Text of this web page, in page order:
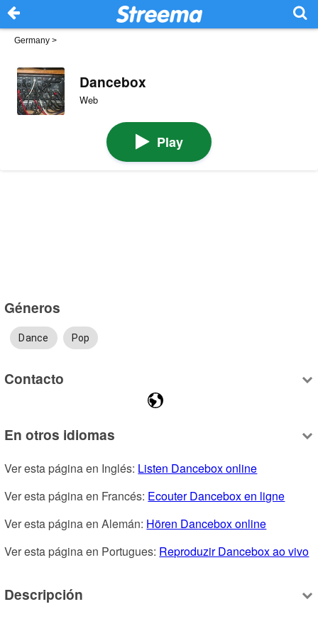
Germany >
Dancebox
Web
Play
Géneros
Dance Pop
Contacto
En otros idiomas
Ver esta página en Inglés: Listen Dancebox online
Ver esta página en Francés: Ecouter Dancebox en ligne
Ver esta página en Alemán: Hören Dancebox online
Ver esta página en Portugues: Reproduzir Dancebox ao vivo
Descripción